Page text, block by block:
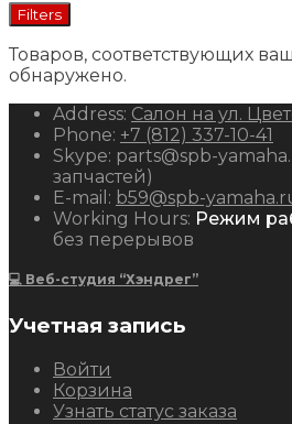
Filters
Товаров, соответствующих
обнаружено.
Address: Салон на ул.
Phone: +7 (812) 337-10-41
Skype: parts@spb-
запчастей)
E-mail: b59@spb-
Working Hours: Режим
без перерывов
💻 Веб-студия “Хэндрег”
Учетная запись
Войти
Корзина
Узнать статус заказа